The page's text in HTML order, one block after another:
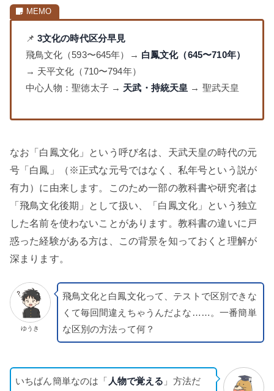
📌 3文化の時代区分早見
飛鳥文化（593〜645年）→ 白鳳文化（645〜710年）
→ 天平文化（710〜794年）
中心人物：聖徳太子 → 天武・持統天皇 → 聖武天皇
なお「白鳳文化」という呼び名は、天武天皇の時代の元
号「白鳳」（※正式な元号ではなく、私年号という説が
有力）に由来します。このため一部の教科書や研究者は
「飛鳥文化後期」として扱い、「白鳳文化」という独立
した名前を使わないことがあります。教科書の違いに戸
惑った経験がある方は、この背景を知っておくと理解が
深まります。
ゆうき
飛鳥文化と白鳳文化って、テストで区別できな
くて毎回間違えちゃうんだよな……。一番簡単
な区別の方法って何？
いちばん簡単なのは「 人物で覚える 」方法だ